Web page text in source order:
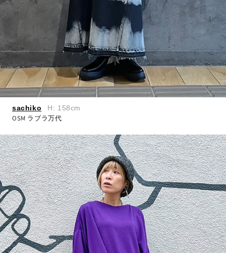
sachiko H: 158cm
OSM ラブラ万代